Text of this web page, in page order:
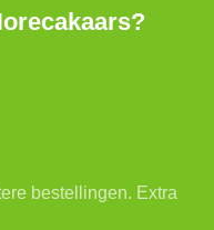
bestellingen. Extra